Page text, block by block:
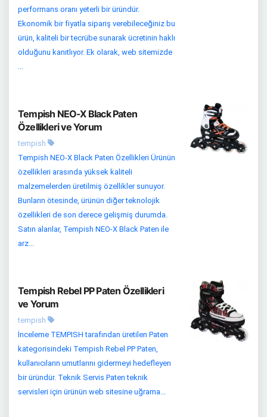
performans oranı yeterli bir üründür.
Ekonomik bir fiyatla sipariş verebileceğiniz bu
ürün, kaliteli bir tecrübe sunarak ücretinin haklı
olduğunu kanıtlıyor. Ek olarak, web sitemizde
...
Tempish NEO-X Black Paten
Özellikleri ve Yorum
tempish
Tempish NEO-X Black Paten Özellikleri Ürünün
özellikleri arasında yüksek kaliteli
malzemelerden üretilmiş özellikler sunuyor.
Bunların ötesinde, ürünün diğer teknolojik
özellikleri de son derece gelişmiş durumda.
Satın alanlar, Tempish NEO-X Black Paten ile
arz...
Tempish Rebel PP Paten Özellikleri
ve Yorum
tempish
İnceleme TEMPISH tarafından üretilen Paten
kategorisindeki Tempish Rebel PP Paten,
kullanıcıların umutlarını gidermeyi hedefleyen
bir üründür. Teknik Servis Paten teknik
servisleri için ürünün web sitesine uğrama...